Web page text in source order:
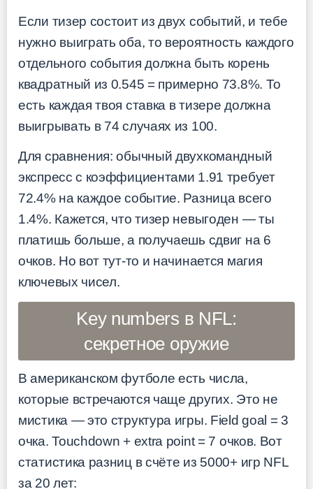
Если тизер состоит из двух событий, и тебе
нужно выиграть оба, то вероятность каждого
отдельного события должна быть корень
квадратный из 0.545 = примерно 73.8%. То
есть каждая твоя ставка в тизере должна
выигрывать в 74 случаях из 100.
Для сравнения: обычный двухкомандный
экспресс с коэффициентами 1.91 требует
72.4% на каждое событие. Разница всего
1.4%. Кажется, что тизер невыгоден — ты
платишь больше, а получаешь сдвиг на 6
очков. Но вот тут-то и начинается магия
ключевых чисел.
Key numbers в NFL:
секретное оружие
В американском футболе есть числа,
которые встречаются чаще других. Это не
мистика — это структура игры. Field goal = 3
очка. Touchdown + extra point = 7 очков. Вот
статистика разниц в счёте из 5000+ игр NFL
за 20 лет: